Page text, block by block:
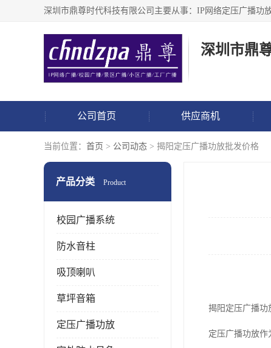
深圳市鼎
公司首页 供应商机
当前位置： 首页 > 公司动态 > 揭阳定压广播功放批发价格
产品分类 Product
校园广播系统
防水音柱
吸顶喇叭
草坪音箱
定压广播功放
揭阳定压广播功
定压广播功放